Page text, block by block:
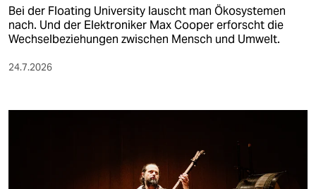
Bei der Floating University lauscht man Ökosystemen
nach. Und der Elektroniker Max Cooper erforscht die
Wechselbeziehungen zwischen Mensch und Umwelt.
24.7.2026